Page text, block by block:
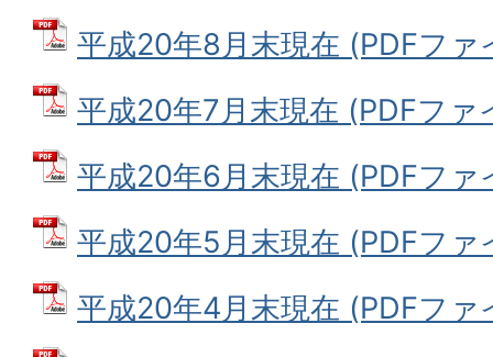
平成20年8月末現在 (PDFフ
平成20年7月末現在 (PDFフ
平成20年6月末現在 (PDFフ
平成20年5月末現在 (PDFフ
平成20年4月末現在 (PDFフ